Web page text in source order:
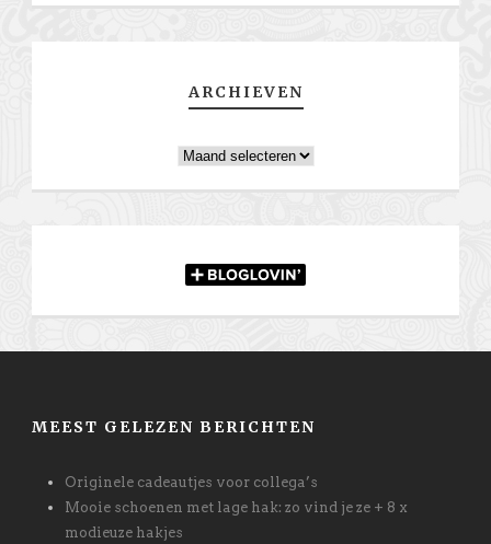
ARCHIEVEN
Archieven
MEEST GELEZEN BERICHTEN
Originele cadeautjes voor collega’s
Mooie schoenen met lage hak: zo vind je ze + 8 x
modieuze hakjes